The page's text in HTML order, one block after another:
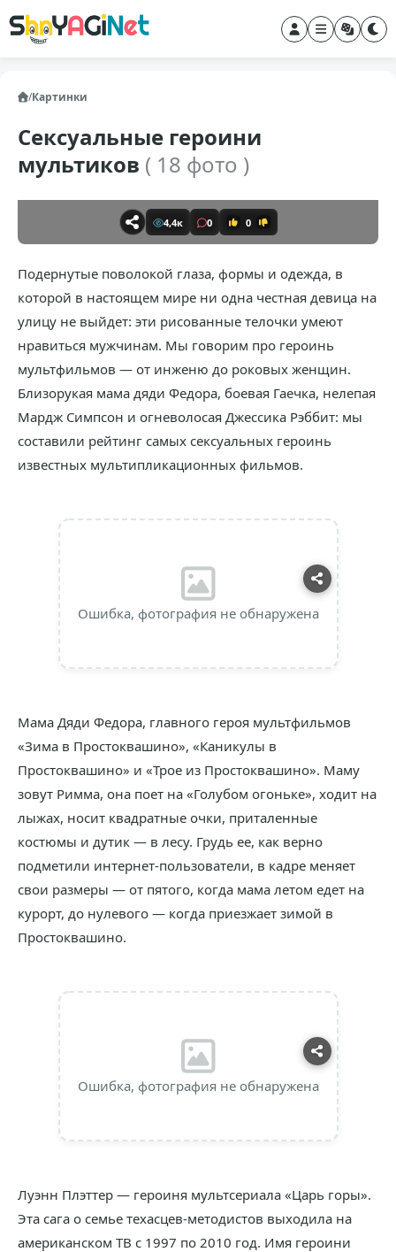
/Картинки
Сексуальные героини
мультиков ( 18 фото )
4,4к 0 0
Подернутые поволокой глаза, формы и одежда, в
которой в настоящем мире ни одна честная девица на
улицу не выйдет: эти рисованные телочки умеют
нравиться мужчинам. Мы говорим про героинь
мультфильмов — от инженю до роковых женщин.
Близорукая мама дяди Федора, боевая Гаечка, нелепая
Мардж Симпсон и огневолосая Джессика Рэббит: мы
составили рейтинг самых сексуальных героинь
известных мультипликационных фильмов.
Ошибка, фотография не обнаружена
Мама Дяди Федора, главного героя мультфильмов
«Зима в Простоквашино», «Каникулы в
Простоквашино» и «Трое из Простоквашино». Маму
зовут Римма, она поет на «Голубом огоньке», ходит на
лыжах, носит квадратные очки, приталенные
костюмы и дутик — в лесу. Грудь ее, как верно
подметили интернет-пользователи, в кадре меняет
свои размеры — от пятого, когда мама летом едет на
курорт, до нулевого — когда приезжает зимой в
Простоквашино.
Ошибка, фотография не обнаружена
Луэнн Плэттер — героиня мультсериала «Царь горы».
Эта сага о семье техасцев-методистов выходила на
американском ТВ с 1997 по 2010 год. Имя героини